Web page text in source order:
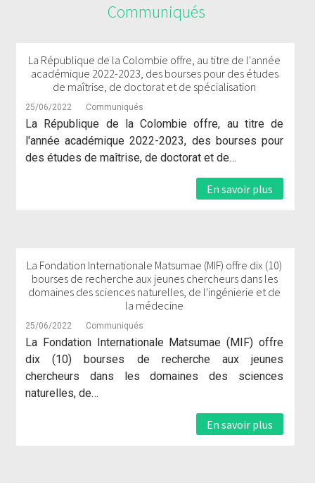
Communiqués
La République de la Colombie offre, au titre de l'année
académique 2022-2023, des bourses pour des études
de maîtrise, de doctorat et de spécialisation
25/06/2022 Communiqués
La République de la Colombie offre, au titre de
l'année académique 2022-2023, des bourses pour
des études de maîtrise, de doctorat et de…
En savoir plus
La Fondation Internationale Matsumae (MIF) offre dix (10)
bourses de recherche aux jeunes chercheurs dans les
domaines des sciences naturelles, de l'ingénierie et de
la médecine
25/06/2022 Communiqués
La Fondation Internationale Matsumae (MIF) offre
dix (10) bourses de recherche aux jeunes
chercheurs dans les domaines des sciences
naturelles, de…
En savoir plus